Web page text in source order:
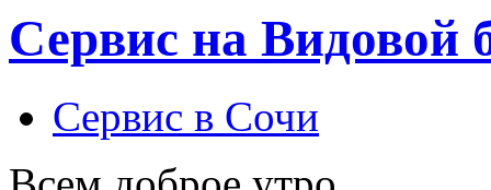
Сервис на Видовой
Сервис в Сочи